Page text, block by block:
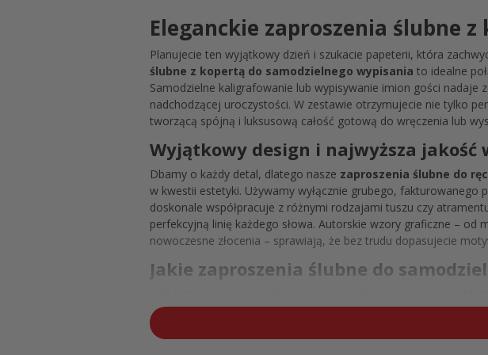
Eleganckie zaproszenia ślubne
Planujecie ten wyjątkowy dzień i szukacie papeterii, która
ślubne z kopertą do samodzielnego wypisania to idealne
Samodzielne kaligrafowanie lub wypisywanie imion gości
nadchodzącej uroczystości. W zestawie otrzymujecie nie tylko
tworzącą spójną i luksusową całość gotową do wręczenia lub
Wyjątkowy design i najwyższa
Dbamy o każdy detal, dlatego nasze zaproszenia ślubne do
w kwestii estetyki. Używamy wyłącznie grubego,
doskonale współpracuje z różnymi rodzajami tuszu czy
perfekcyjną linię każdego słowa. Autorskie wzory graficzne –
nowoczesne złocenia – sprawiają, że bez trudu dopasujecie
Jakie zaproszenia ślubne do
estetyką premium. Nasze uniwersalne zaproszenia ślubne z
rozmazywania tuszu i szybki czas wysyłki. To sprawdzony,
wyglądających zaproszeń ślubnych do wypisania na już.